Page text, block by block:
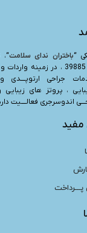
“باختران ندای سلامت
شــــماره ثبت 39885 ، در
جراحی ارتوپــــدی
، پروتز های زیبایی
اندوسرجری فعالــــیت
مفید